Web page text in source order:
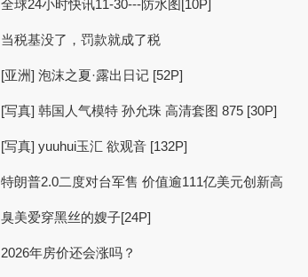
全球24小时快讯11-30---防水图[10P]
当税基没了，罚款就成了税
[亚洲] 泡沫之夏·露出日记 [52P]
[写真] 韩国人气模特 孙允珠 高清套图 875 [30P]
[写真] yuuhui玉汇 欲观音 [132P]
特朗普2.0二度对台军售 价值逾111亿美元创新高
臭美爱穿黑丝的嫂子[24P]
2026年房价还会涨吗？